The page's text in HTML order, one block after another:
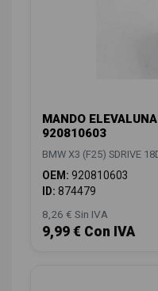
MANDO
920810603
BMW X3 (F25) SDRIVE
OEM: 920810603
ID: 874479
8,26 € Sin IVA
9,99 € Con IVA